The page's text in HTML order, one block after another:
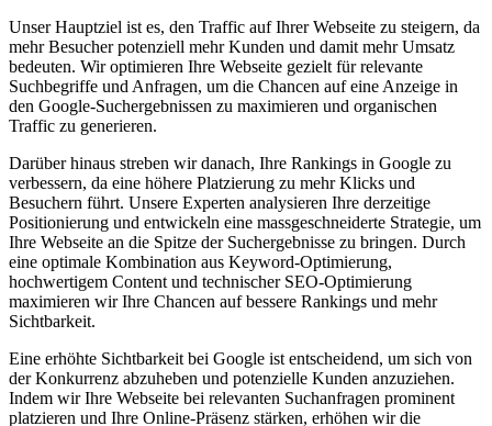
Unser Hauptziel ist es, den Traffic auf Ihrer Webseite zu steigern, da
mehr Besucher potenziell mehr Kunden und damit mehr Umsatz
bedeuten. Wir optimieren Ihre Webseite gezielt für relevante
Suchbegriffe und Anfragen, um die Chancen auf eine Anzeige in
den Google-Suchergebnissen zu maximieren und organischen
Traffic zu generieren.
Darüber hinaus streben wir danach, Ihre Rankings in Google zu
verbessern, da eine höhere Platzierung zu mehr Klicks und
Besuchern führt. Unsere Experten analysieren Ihre derzeitige
Positionierung und entwickeln eine massgeschneiderte Strategie, um
Ihre Webseite an die Spitze der Suchergebnisse zu bringen. Durch
eine optimale Kombination aus Keyword-Optimierung,
hochwertigem Content und technischer SEO-Optimierung
maximieren wir Ihre Chancen auf bessere Rankings und mehr
Sichtbarkeit.
Eine erhöhte Sichtbarkeit bei Google ist entscheidend, um sich von
der Konkurrenz abzuheben und potenzielle Kunden anzuziehen.
Indem wir Ihre Webseite bei relevanten Suchanfragen prominent
platzieren und Ihre Online-Präsenz stärken, erhöhen wir die